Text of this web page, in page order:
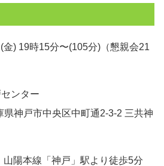
) 19時15分〜(105分)（懇親会21
センター
県神戸市中央区中町通2-3-2 三共神
山陽本線「神戸」駅より徒歩5分